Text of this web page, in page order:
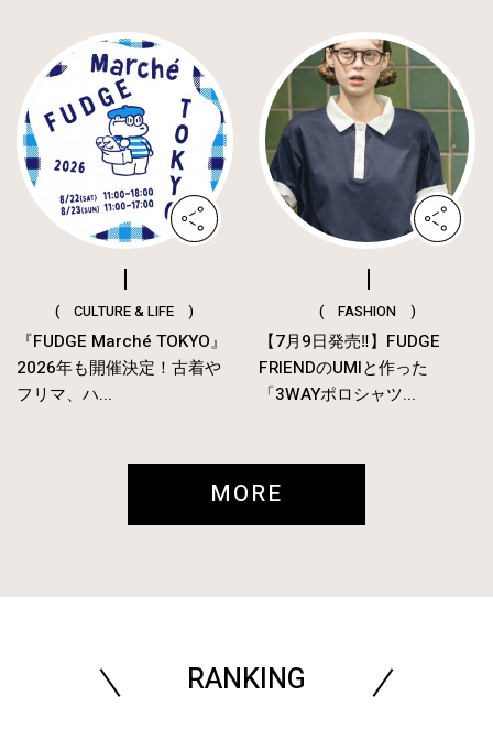
( CULTURE & LIFE )
『FUDGE Marché TOKYO』
2026年も開催決定！古着や
フリマ、ハ...
( FASHION )
【7月9日発売‼︎】FUDGE
FRIENDのUMIと作った
「3WAYポロシャツ...
MORE
RANKING